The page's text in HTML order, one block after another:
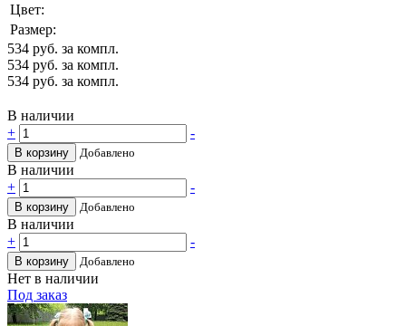
Цвет:
Размер:
534 руб. за компл.
534 руб. за компл.
534 руб. за компл.
В наличии
+
-
В корзину Добавлено
В наличии
+
-
В корзину Добавлено
В наличии
+
-
В корзину Добавлено
Нет в наличии
Под заказ